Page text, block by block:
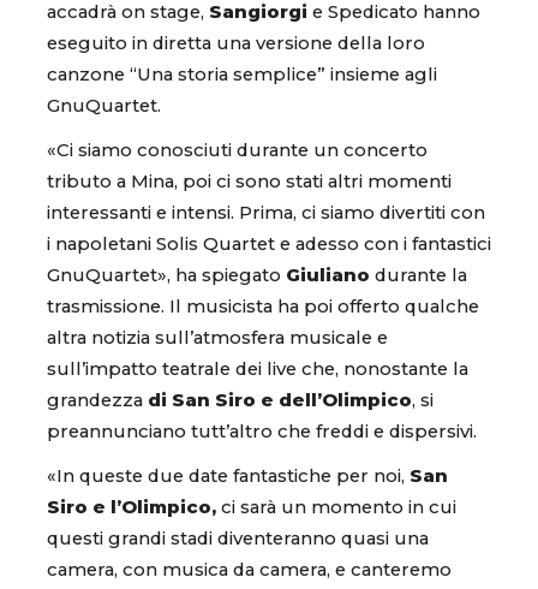
accadrà on stage, Sangiorgi e Spedicato hanno
eseguito in diretta una versione della loro
canzone “Una storia semplice” insieme agli
GnuQuartet.
«Ci siamo conosciuti durante un concerto
tributo a Mina, poi ci sono stati altri momenti
interessanti e intensi. Prima, ci siamo divertiti con
i napoletani Solis Quartet e adesso con i fantastici
GnuQuartet», ha spiegato Giuliano durante la
trasmissione. Il musicista ha poi offerto qualche
altra notizia sull’atmosfera musicale e
sull’impatto teatrale dei live che, nonostante la
grandezza di San Siro e dell’Olimpico, si
preannunciano tutt’altro che freddi e dispersivi.
«In queste due date fantastiche per noi, San
Siro e l’Olimpico, ci sarà un momento in cui
questi grandi stadi diventeranno quasi una
camera, con musica da camera, e canteremo